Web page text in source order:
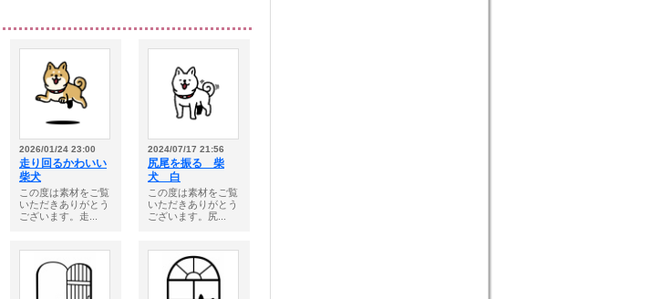
2026/01/24 23:00
走り回るかわいい
柴犬
この度は素材をご覧
いただきありがとう
ございます。走...
2024/07/17 21:56
尻尾を振る 柴
犬 白
この度は素材をご覧
いただきありがとう
ございます。尻...